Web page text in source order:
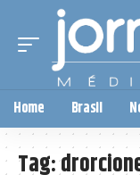
Home Brasil
Tag: